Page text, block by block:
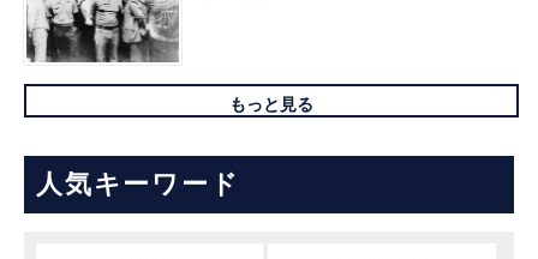
もっと見る
人気キーワード